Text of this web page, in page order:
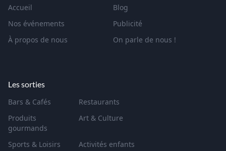
Accueil
Blog
Nos événements
Publicité
À propos de nous
On parle de nous !
Les sorties
Bars & Cafés
Restaurants
Produits
gourmands
Art & Culture
Sports & Loisirs Activités enfants